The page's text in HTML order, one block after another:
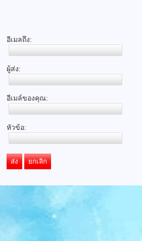
อีเมลถึง:
ผู้ส่ง:
อีเมล์ของคุณ:
หัวข้อ:
ส่ง ยกเลิก